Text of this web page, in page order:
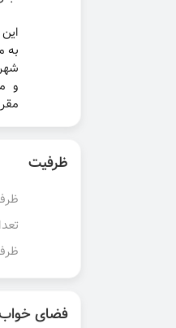
به
و
ظرفیت
فضای